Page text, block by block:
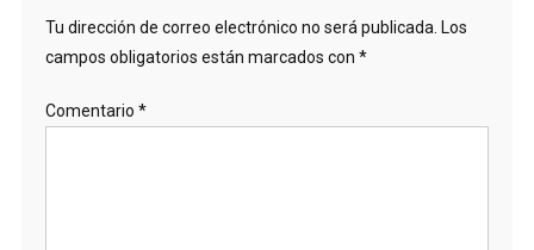
Tu dirección de correo electrónico no será publicada. Los
campos obligatorios están marcados con *
Comentario *